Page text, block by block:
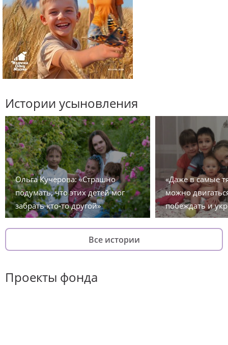
Истории усыновления
Ольга Кучерова: «Страшно
подумать, что этих детей мог
забрать кто-то другой»
«Даже в самые
можно
побеждать и
Все истории
Проекты фонда